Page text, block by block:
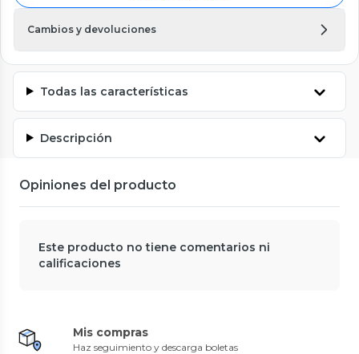
Cambios y devoluciones
Todas las características
Descripción
Opiniones del producto
Este producto no tiene comentarios ni
calificaciones
Mis compras
Haz seguimiento y descarga boletas